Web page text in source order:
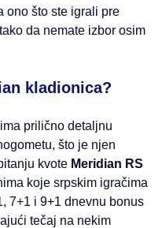
ono što ste igrali pre
da nemate izbor osim
kladionica?
ima prilično detaljnu
što je njen
kvote Meridian RS
koje srpskim igračima
7+1 i 9+1 dnevnu bonus
tečaj na nekim